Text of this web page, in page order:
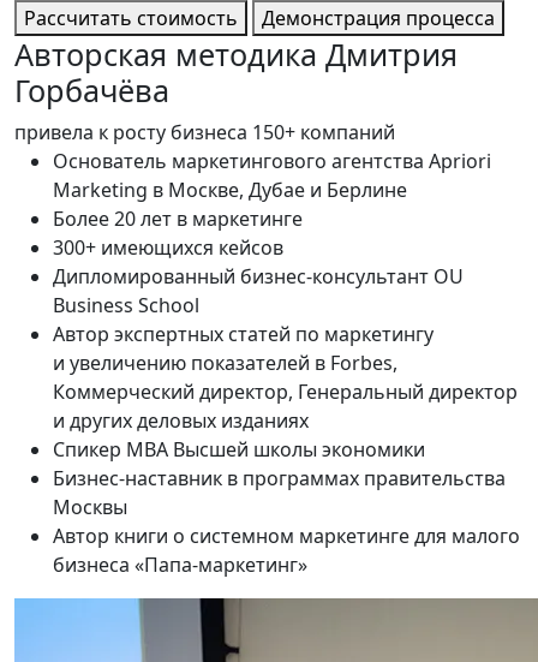
Рассчитать стоимость
Демонстрация процесса
Авторская методика Дмитрия
Горбачёва
привела к росту бизнеса 150+ компаний
Основатель маркетингового агентства Apriori
Marketing в Москве, Дубае и Берлине
Более 20 лет в маркетинге
300+ имеющихся кейсов
Дипломированный бизнес-консультант OU
Business School
Автор экспертных статей по маркетингу
и увеличению показателей в Forbes,
Коммерческий директор, Генеральный директор
и других деловых изданиях
Спикер MBA Высшей школы экономики
Бизнес-наставник в программах правительства
Москвы
Автор книги о системном маркетинге для малого
бизнеса «Папа-маркетинг»